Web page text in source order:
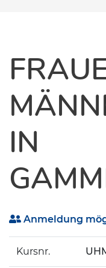
IN
Anmeldung
Kursnr.